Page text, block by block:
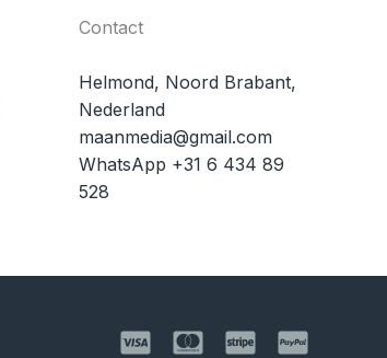
Contact
Helmond, Noord Brabant,
Nederland
maanmedia@gmail.com
WhatsApp +31 6 434 89
528